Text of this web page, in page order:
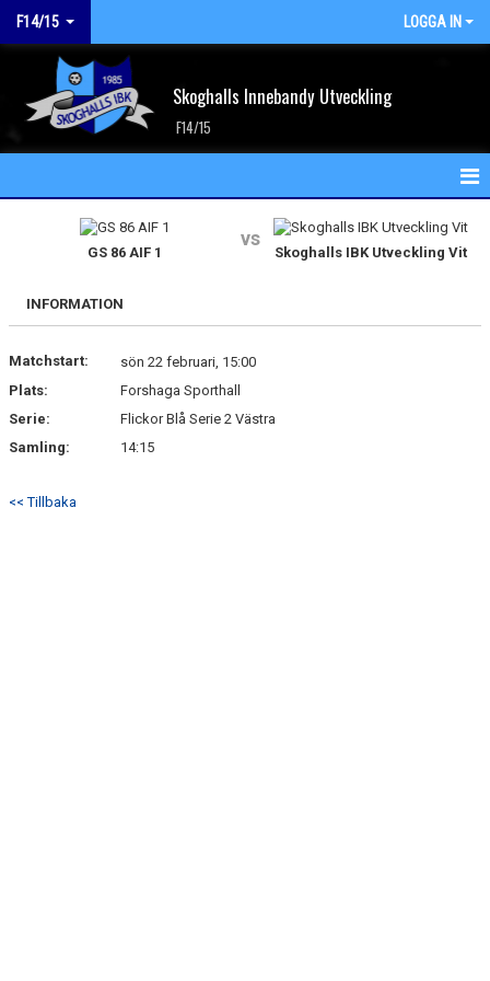
F14/15 LOGGA IN
Skoghalls Innebandy Utveckling
F14/15
KALENDER
MATCHER
BILDGALLERI
DOKUMENT
GS 86 AIF 1
vs
Skoghalls IBK Utveckling Vit
INFORMATION
Matchstart:
sön 22 februari, 15:00
Plats:
Forshaga Sporthall
Serie:
Flickor Blå Serie 2 Västra
Samling:
14:15
<< Tillbaka